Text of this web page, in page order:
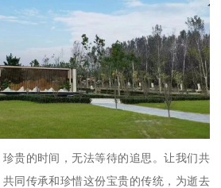
贵的时间，无法等待的追思。让我们共
同传承和珍惜这份宝贵的传统，为逝去